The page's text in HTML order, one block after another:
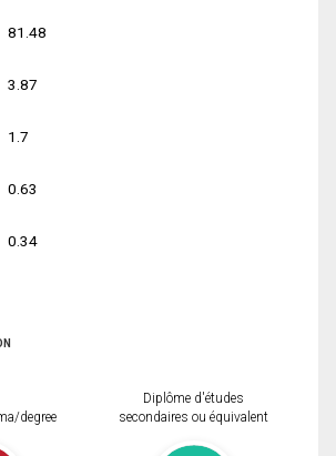
81.48
3.87
1.7
0.63
0.34
degree
Diplôme d'études
secondaires ou équivalent